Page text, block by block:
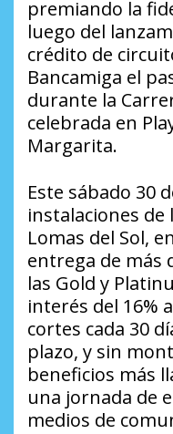
premiando la
luego del
crédito de
Bancamiga el
durante la
celebrada en
Margarita.
Este sábado 30
instalaciones de
Lomas del Sol,
entrega de más
las Gold y
interés del 16%
cortes cada 30
plazo, y sin
beneficios más
una jornada de
medios de